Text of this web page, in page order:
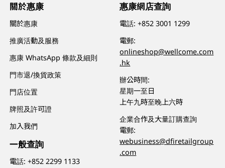
關於惠康
關於惠康
推廣活動及服務
惠康 WhatsApp 條款及細則
門市退/換貨政策
門店位置
牌照及許可證
加入我們
一般查詢
電話:+852 2299 1133
惠康網店查詢
電話:+852 3001 1299
電郵:
onlineshop@wellcome.com
.hk
辦公時間:
星期一至日
上午九時至晚上六時
企業合作及大量訂購查詢
電郵:
webusiness@dfiretailgroup
.com